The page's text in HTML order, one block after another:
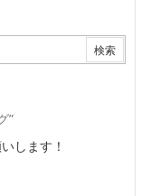
します！